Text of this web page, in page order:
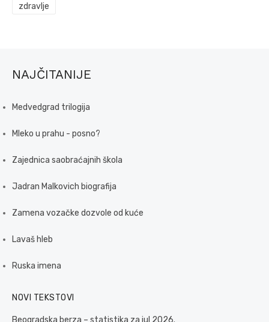
zdravlje
NAJČITANIJE
Medvedgrad trilogija
Mleko u prahu - posno?
Zajednica saobraćajnih škola
Jadran Malkovich biografija
Zamena vozačke dozvole od kuće
Lavaš hleb
Ruska imena
NOVI TEKSTOVI
Beogradska berza – statistika za jul 2026.